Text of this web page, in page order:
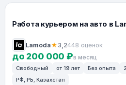
Работа курьером на авто в
Lamoda★3,2448 оценок
до 200 000 ₽в месяц
Свободный от 19 лет Без опыта
РФ, РБ, Казахстан